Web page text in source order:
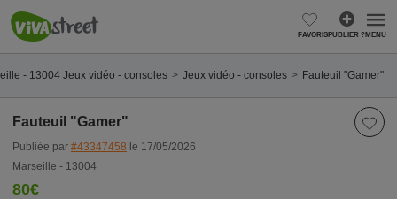
FAVORISPUBLIER ?MENU
- 13004 Jeux vidéo - consoles Jeux vidéo - consoles Fauteuil "Gamer"
Fauteuil "Gamer"
Publiée par #43347458 le 17/05/2026
Marseille - 13004
80€